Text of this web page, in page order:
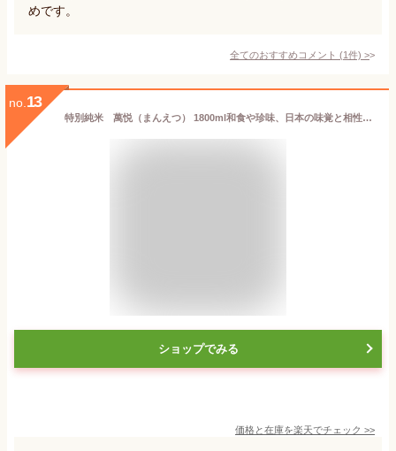
めです。
全てのおすすめコメント (1件) >
no. 13
特別純米 萬悦（まんえつ） 1800ml和食や珍味、日本の味覚と相性抜群 プロがお届けする地酒・日本酒。還暦祝いや父の日、開店祝い、パーティー宴会への手土産などにオススメ♪
ショップでみる
価格と在庫を楽天でチェック >>